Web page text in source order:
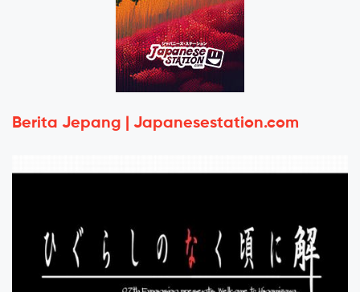
Berita Jepang | Japanesestation.com